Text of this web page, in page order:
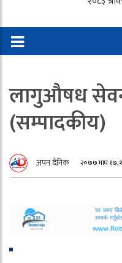
लागुऔषध
(सम्पादकीय)
अपन दैनिक २०७७ माघ १७,